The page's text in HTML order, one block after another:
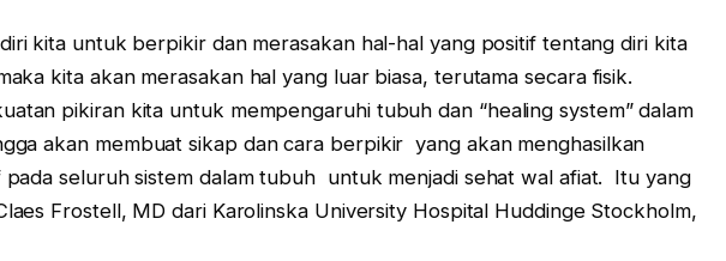
kita untuk berpikir dan merasakan hal-hal yang positif tentang diri kita
kita akan merasakan hal yang luar biasa, terutama secara fisik.
pikiran kita untuk mempengaruhi tubuh dan “healing system” dalam
akan membuat sikap dan cara berpikir yang akan menghasilkan
seluruh sistem dalam tubuh untuk menjadi sehat wal afiat. Itu yang
Frostell, MD dari Karolinska University Hospital Huddinge Stockholm,